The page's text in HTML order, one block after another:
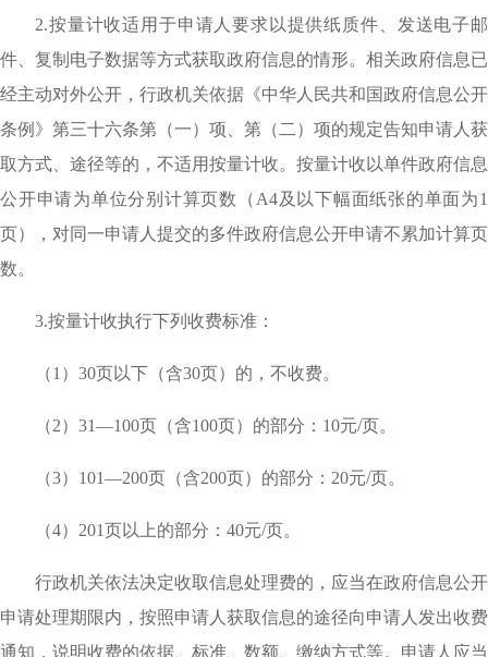
2.按量计收适用于申请人要求以提供纸质件、发送电子邮
件、复制电子数据等方式获取政府信息的情形。相关政府信息已
经主动对外公开，行政机关依据《中华人民共和国政府信息公开
条例》第三十六条第（一）项、第（二）项的规定告知申请人获
取方式、途径等的，不适用按量计收。按量计收以单件政府信息
公开申请为单位分别计算页数（A4及以下幅面纸张的单面为1
页），对同一申请人提交的多件政府信息公开申请不累加计算页
数。
3.按量计收执行下列收费标准：
（1）30页以下（含30页）的，不收费。
（2）31—100页（含100页）的部分：10元/页。
（3）101—200页（含200页）的部分：20元/页。
（4）201页以上的部分：40元/页。
行政机关依法决定收取信息处理费的，应当在政府信息公开
申请处理期限内，按照申请人获取信息的途径向申请人发出收费
通知，说明收费的依据、标准、数额、缴纳方式等。申请人应当